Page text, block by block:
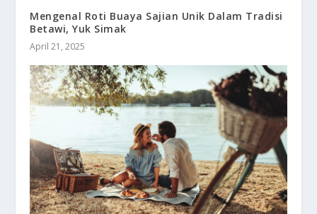
Mengenal Roti Buaya Sajian Unik Dalam Tradisi
Betawi, Yuk Simak
April 21, 2025